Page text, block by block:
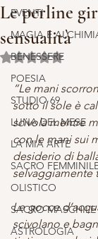
EVENTI
MAGIA E
BENESSERE
POESIA
STUDIO 69
LUNA DEL MESE
LA MIA ARTE
SACRO
OLISTICO
SACRO MASCHILE
ASTROLOGIA
Le perline
sensualità
Valutazione
“Le mani
sotto il sole è
scivola mentre
con le mani sui
desiderio di
selvaggiamente
Le gocce
scivolano e